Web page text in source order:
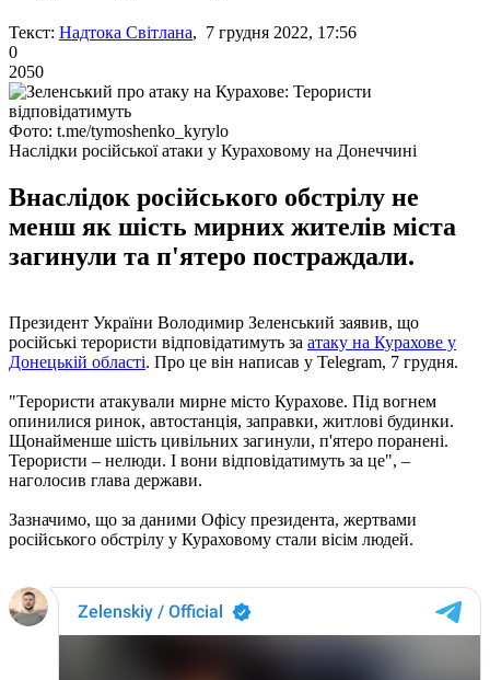
Текст: Надтока Світлана, 7 грудня 2022, 17:56
0
2050
Фото: t.me/tymoshenko_kyrylo
Наслідки російської атаки у Кураховому на Донеччині
Внаслідок російського обстрілу не
менш як шість мирних жителів міста
загинули та п'ятеро постраждали.
Президент України Володимир Зеленський заявив, що
російські терористи відповідатимуть за атаку на Курахове у
Донецькій області. Про це він написав у Telegram, 7 грудня.
"Терористи атакували мирне місто Курахове. Під вогнем
опинилися ринок, автостанція, заправки, житлові будинки.
Щонайменше шість цивільних загинули, п'ятеро поранені.
Терористи – нелюди. І вони відповідатимуть за це", –
наголосив глава держави.
Зазначимо, що за даними Офісу президента, жертвами
російського обстрілу у Кураховому стали вісім людей.